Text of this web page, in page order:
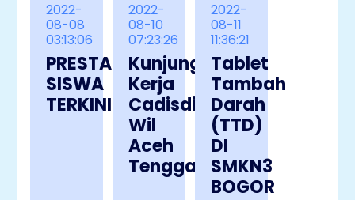
2022-
08-08
03:13:06
PRESTASI
SISWA
TERKINI
2022-
08-10
07:23:26
Kunjungan
Kerja
Cadisdik
Wil
Aceh
Tenggara
2022-
08-11
11:36:21
Tablet
Tambah
Darah
(TTD)
DI
SMKN3
BOGOR